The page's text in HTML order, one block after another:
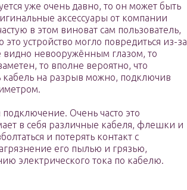
уже очень давно, то он может быть
аксессуары от компании
в этом виноват сам пользователь,
устройство могло повредиться из-за
видно невооружённым глазом, то
то вполне вероятно, что
кабель на разрыв можно, подключив
Очень часто это
в себя различные кабеля, флешки и
и потерять контакт с
его пылью и грязью,
электрического тока по кабелю.